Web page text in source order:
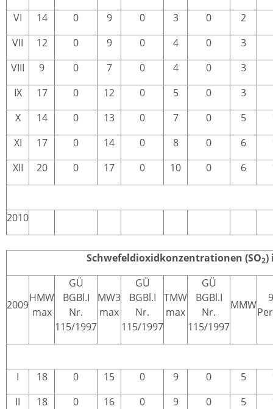
VI
14 0 9 0 3 0
2
VII
12 0 9 0 4 0
3
VIII
9 0 7 0 4 0
3
IX
17 0 12 0 5 0
3
X
14 0 13 0 7 0 5
XI
17 0 14 0 8 0 6
XII
20 0 17 0 10 0 6
2010
Schwefeldioxidkonzentrationen (SO2)
2009
HMW
max
GÜ
BGBl.I
Nr.
115/1997
MW3
max
GÜ
BGBl.I
Nr.
115/1997
TMW
max
GÜ
BGBl.I
Nr.
115/1997
MMW
I 18 0 15 0 9 0 5
II
18 0 16 0 9 0 5